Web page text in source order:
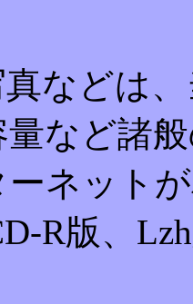
などは
など諸
ネット
R版、